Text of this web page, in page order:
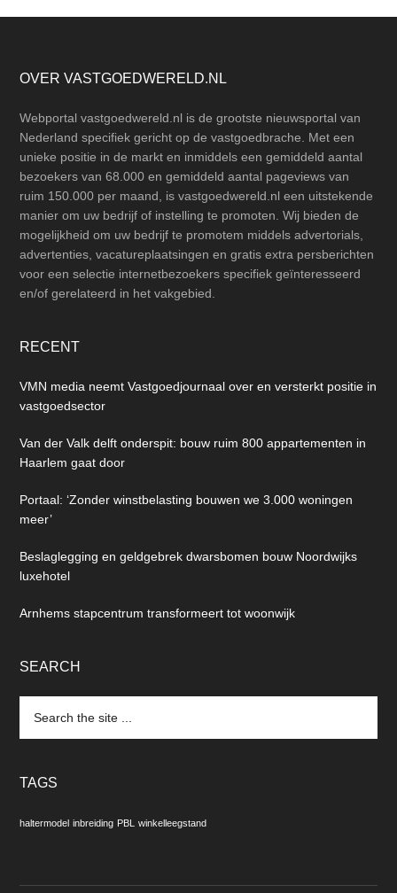
Footer
OVER VASTGOEDWERELD.NL
Webportal vastgoedwereld.nl is de grootste nieuwsportal van
Nederland specifiek gericht op de vastgoedbrache. Met een
unieke positie in de markt en inmiddels een gemiddeld aantal
bezoekers van 68.000 en gemiddeld aantal pageviews van
ruim 150.000 per maand, is vastgoedwereld.nl een uitstekende
manier om uw bedrijf of instelling te promoten. Wij bieden de
mogelijkheid om uw bedrijf te promotem middels advertorials,
advertenties, vacatureplaatsingen en gratis extra persberichten
voor een selectie internetbezoekers specifiek geïnteresseerd
en/of gerelateerd in het vakgebied.
RECENT
VMN media neemt Vastgoedjournaal over en versterkt positie in
vastgoedsector
Van der Valk delft onderspit: bouw ruim 800 appartementen in
Haarlem gaat door
Portaal: ‘Zonder winstbelasting bouwen we 3.000 woningen
meer’
Beslaglegging en geldgebrek dwarsbomen bouw Noordwijks
luxehotel
Arnhems stapcentrum transformeert tot woonwijk
SEARCH
the
TAGS
haltermodel inbreiding PBL winkelleegstand